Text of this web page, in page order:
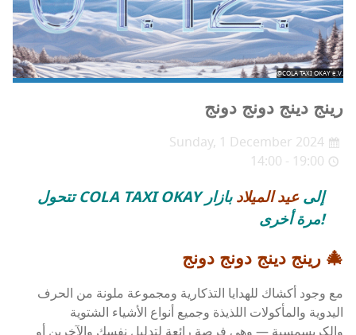
@COLA TAXI OKAY e.V.
رينج دينج دونج دونج
Sunday, 1 December 2024
14:00 - 19:00
تتحول COLA TAXI OKAY إلى عيد الميلاد بازار
مرة أخرى!
رينج دينج دونج دونج 🎄
مع وجود أكشاك للهدايا التذكارية ومجموعة ملونة من الحرف
اليدوية والمأكولات اللذيذة وجميع أنواع الأشياء الشتوية